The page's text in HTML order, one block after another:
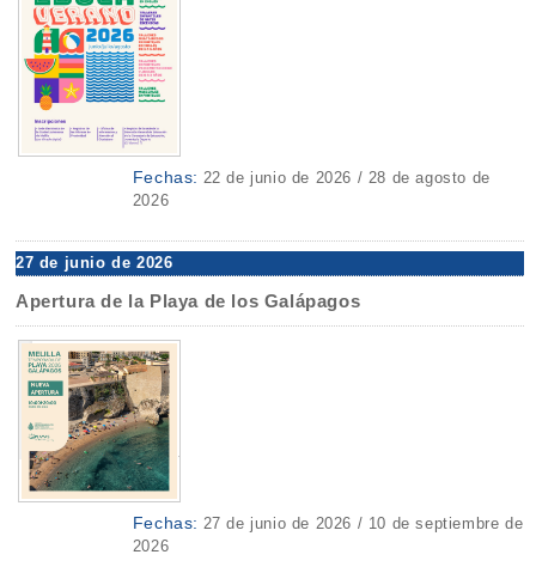
Fechas: 22 de junio de 2026 / 28 de agosto de
2026
27 de junio de 2026
Apertura de la Playa de los Galápagos
Fechas: 27 de junio de 2026 / 10 de septiembre de
2026